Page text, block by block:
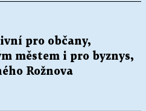
pro občany,
městem i pro byznys,
Rožnova